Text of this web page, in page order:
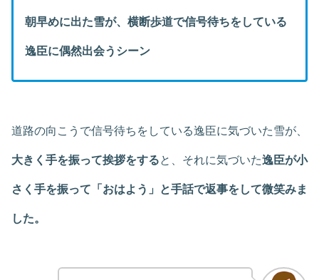
朝早めに出た雪が、横断歩道で信号待ちをしている
逸臣に偶然出会うシーン
道路の向こうで信号待ちをしている逸臣に気づいた雪が、
大きく手を振って挨拶をすると、それに気づいた逸臣が小
さく手を振って「おはよう」と手話で返事をして微笑みま
した。